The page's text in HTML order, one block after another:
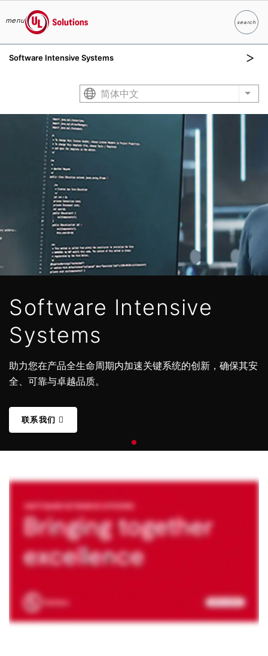
menu
UL Solutions
searchSearch
Software Intensive Systems
简体中文 List
Software Intensive
Systems
助力您在产品全生命周期内加速关键系统的创新，确保其安
全、可靠与卓越品质。
联系我们